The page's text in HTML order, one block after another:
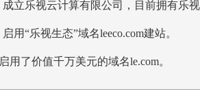
成立乐视云计算有限公司，目前拥有乐
启用“乐视生态”域名leeco.com建站。
启用了价值千万美元的域名le.com。